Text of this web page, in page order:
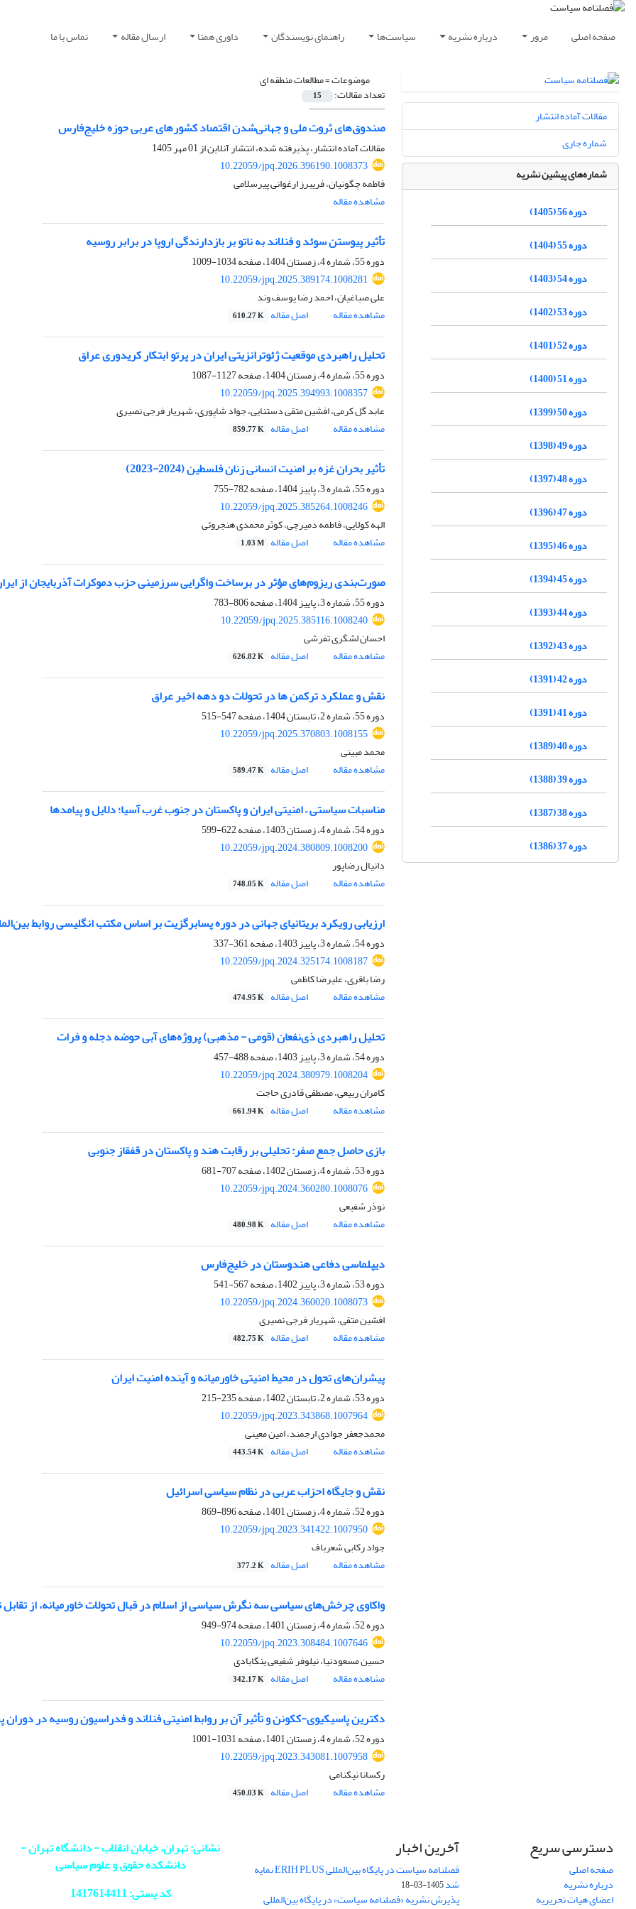
صفحه اصلی مرور درباره نشریه سیاست‌ها راهنمای نویسندگان داوری همتا ارسال مقاله تماس با ما
موضوعات =مطالعات منطقه ای
تعداد مقالات: 15
صندوق‌های ثروت ملی و جهانی‌شدن اقتصاد کشورهای عربی حوزه خلیج‌فارس
مقالات آماده انتشار، پذیرفته شده، انتشار آنلاین از01 مهر 1405
10.22059/jpq.2026.396190.1008373
فاطمه چگونیان، فریبرز ارغوانی پیرسلامی
مشاهده مقاله
تأثیر پیوستن سوئد و فنلاند به ناتو بر بازدارندگی اروپا در برابر روسیه
دوره 55، شماره 4، زمستان 1404، صفحه
1034-1009
10.22059/jpq.2025.389174.1008281
علی صباغیان، احمد رضا یوسف وند
مشاهده مقاله
اصل مقاله 610.27 K
تحلیل راهبردی موقعیت ژئوترانزیتی ایران در پرتو ابتکار کریدوری عراق
دوره 55، شماره 4، زمستان 1404، صفحه
1127-1087
10.22059/jpq.2025.394993.1008357
عابد گل کرمی، افشین متقی دستنایی، جواد شاپوری، شهریار فرجی نصیری
مشاهده مقاله
اصل مقاله 859.77 K
تأثیر بحران غزه بر امنیت انسانی زنان فلسطین (2024-2023)
دوره 55، شماره 3، پاییز 1404، صفحه
782-755
10.22059/jpq.2025.385264.1008246
الهه کولایی، فاطمه دمیرچی، کوثر محمدی هنجروئی
مشاهده مقاله
اصل مقاله 1.03 M
صورت‌بندی ریزوم‌های مؤثر در برساخت واگرایی سرزمینی حزب دموکرات آذربایجان از ایران در
دوره 55، شماره 3، پاییز 1404، صفحه
806-783
10.22059/jpq.2025.385116.1008240
احسان لشگری تفرشی
مشاهده مقاله
اصل مقاله 626.82 K
نقش و عملکرد ترکمن ها در تحولات دو دهه اخیر عراق
دوره 55، شماره 2، تابستان 1404، صفحه
547-515
10.22059/jpq.2025.370803.1008155
محمد مبینی
مشاهده مقاله
اصل مقاله 589.47 K
مناسبات سیاستی – امنیتی ایران و پاکستان در جنوب غرب آسیا؛ دلایل و پیامدها
دوره 54، شماره 4، زمستان 1403، صفحه
622-599
10.22059/jpq.2024.380809.1008200
دانیال رضاپور
مشاهده مقاله
اصل مقاله 748.05 K
ارزیابی رویکرد بریتانیای جهانی در دوره پسابرگزیت بر اساس مکتب انگلیسی روابط
دوره 54، شماره 3، پاییز 1403، صفحه
361-337
10.22059/jpq.2024.325174.1008187
رضا باقری، علیرضا کاظمی
مشاهده مقاله
اصل مقاله 474.95 K
تحلیل راهبردی ذی‌نفعان (قومی - مذهبی) پروژه‌های آبی حوضه دجله و فرات
دوره 54، شماره 3، پاییز 1403، صفحه
488-457
10.22059/jpq.2024.380979.1008204
کامران ربیعی، مصطفی قادری حاجت
مشاهده مقاله
اصل مقاله 661.94 K
بازی حاصل جمع صفر: تحلیلی بر رقابت هند و پاکستان در قفقاز جنوبی
دوره 53، شماره 4، زمستان 1402، صفحه
707-681
10.22059/jpq.2024.360280.1008076
نوذر شفیعی
مشاهده مقاله
اصل مقاله 480.98 K
دیپلماسی دفاعی هندوستان در خلیج‌فارس
دوره 53، شماره 3، پاییز 1402، صفحه
567-541
10.22059/jpq.2024.360020.1008073
افشین متقی، شهریار فرجی نصیری
مشاهده مقاله
اصل مقاله 482.75 K
پیشرا‌ن‌های تحول در محیط امنیتی خاورمیانه و آینده امنیت ایران
دوره 53، شماره 2، تابستان 1402، صفحه
235-215
10.22059/jpq.2023.343868.1007964
محمدجعفر جوادی ارجمند، امین معینی
مشاهده مقاله
اصل مقاله 443.54 K
نقش و جایگاه احزاب عربی در نظام سیاسی اسرائیل
دوره 52، شماره 4، زمستان 1401، صفحه
896-869
10.22059/jpq.2023.341422.1007950
جواد رکابی شعرباف
مشاهده مقاله
اصل مقاله 377.2 K
واکاوی چرخش‌های سیاسی سه نگرش سیاسی از اسلام در قبال تحولات خاورمیانه، از تقابل
دوره 52، شماره 4، زمستان 1401، صفحه
974-949
10.22059/jpq.2023.308484.1007646
حسین مسعودنیا، نیلوفر شفیعی ینگابادی
مشاهده مقاله
اصل مقاله 342.17 K
دکترین پاسیکیوی-ککونن و تأثیر آن بر روابط امنیتی فنلاند و فدراسیون روسیه در
دوره 52، شماره 4، زمستان 1401، صفحه
1031-1001
10.22059/jpq.2023.343081.1007958
رکسانا نیکنامی
مشاهده مقاله
اصل مقاله 450.03 K
مقالات آماده انتشار
شماره جاری
شماره‌های پیشین نشریه
دوره 56 (1405)
دوره 55 (1404)
دوره 54 (1403)
دوره 53 (1402)
دوره 52 (1401)
دوره 51 (1400)
دوره 50 (1399)
دوره 49 (1398)
دوره 48 (1397)
دوره 47 (1396)
دوره 46 (1395)
دوره 45 (1394)
دوره 44 (1393)
دوره 43 (1392)
دوره 42 (1391)
دوره 41 (1391)
دوره 40 (1389)
دوره 39 (1388)
دوره 38 (1387)
دوره 37 (1386)
دسترسی سریع
صفحه اصلی
درباره نشریه
اعضای هیات تحریریه
آخرین اخبار
فصلنامه سیاست در پایگاه بین‌المللی ERIH PLUS نمایه
شد1405-03-18
پذیرش نشریه «فصلنامه سیاست» در پایگاه بین‌المللی
نشانی: تهران، خیابان انقلاب - دانشگاه تهران -
دانشکده حقوق و علوم سیاسی
کد پستی: 1417614411